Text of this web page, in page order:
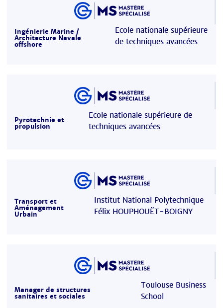
Ingénierie Marine /
Architecture Navale
offshore
Ecole nationale supérieure
de techniques avancées
Pyrotechnie et
propulsion
Ecole nationale supérieure de
techniques avancées
Transport et
Aménagement
Urbain
Institut National Polytechnique
Félix HOUPHOUËT-BOIGNY
Manager de structures
sanitaires et sociales
Toulouse Business
School